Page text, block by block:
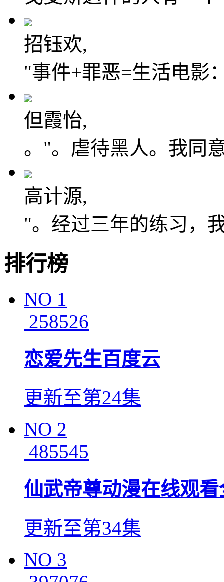
招钰欢,
"事件+罪恶=生活电影
但霞怡,
。"。虐待黑人。我同
高计源,
"。经过三年的练习，
排行榜
NO 1
258526
恋爱先生百度云
更新至第24集
NO 2
485545
仙武帝尊动漫在线观
更新至第34集
NO 3